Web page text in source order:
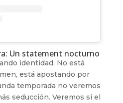
Un statement nocturno
identidad. No está
está apostando por
temporada no veremos
seducción. Veremos si el